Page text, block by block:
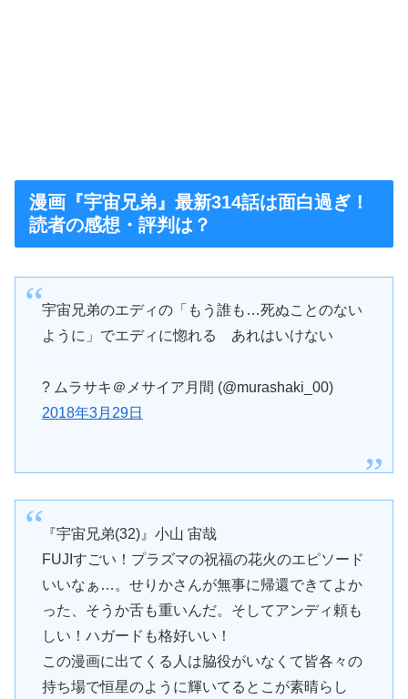
漫画『宇宙兄弟』最新314話は面白過ぎ！
読者の感想・評判は？
宇宙兄弟のエディの「もう誰も…死ぬことのない
ように」でエディに惚れる あれはいけない
? ムラサキ＠メサイア月間 (@murashaki_00)
2018年3月29日
『宇宙兄弟(32)』小山 宙哉
FUJIすごい！プラズマの祝福の花火のエピソード
いいなぁ…。せりかさんが無事に帰還できてよか
った、そうか舌も重いんだ。そしてアンディ頼も
しい！ハガードも格好いい！
この漫画に出てくる人は脇役がいなくて皆各々の
持ち場で恒星のように輝いてるとこが素晴らし